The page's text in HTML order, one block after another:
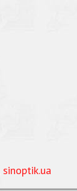
sinoptik.ua